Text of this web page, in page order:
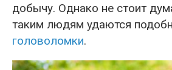
добычу. Однако не стоит
таким людям удаются
головоломки.